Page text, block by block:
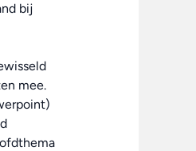
bij
mee.